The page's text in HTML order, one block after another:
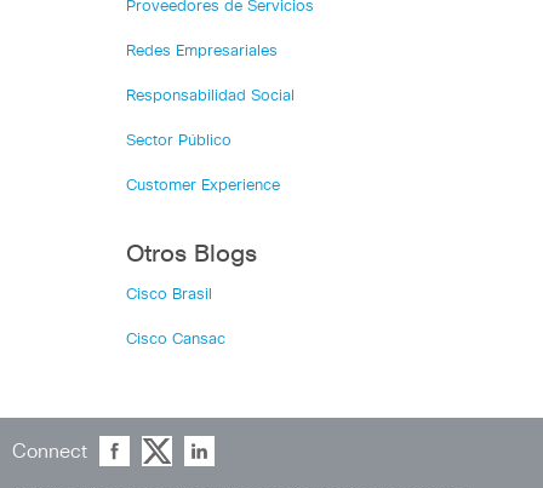
Proveedores de Servicios
Redes Empresariales
Responsabilidad Social
Sector Público
Customer Experience
Otros Blogs
Cisco Brasil
Cisco Cansac
Connect